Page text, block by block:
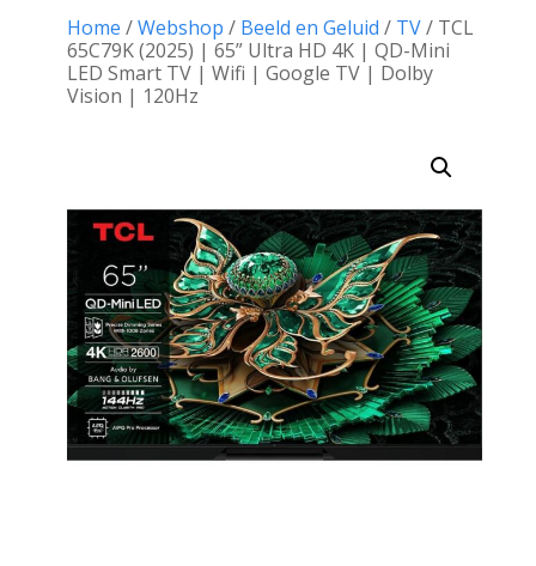
Home /Webshop / Beeld en Geluid / TV/ TCL
65C79K (2025) | 65” Ultra HD 4K | QD-Mini
LED Smart TV | Wifi | Google TV | Dolby
Vision | 120Hz